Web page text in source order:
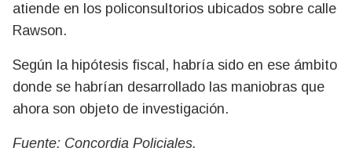
atiende en los policonsultorios ubicados sobre calle
Rawson.
Según la hipótesis fiscal, habría sido en ese ámbito
donde se habrían desarrollado las maniobras que
ahora son objeto de investigación.
Fuente: Concordia Policiales.